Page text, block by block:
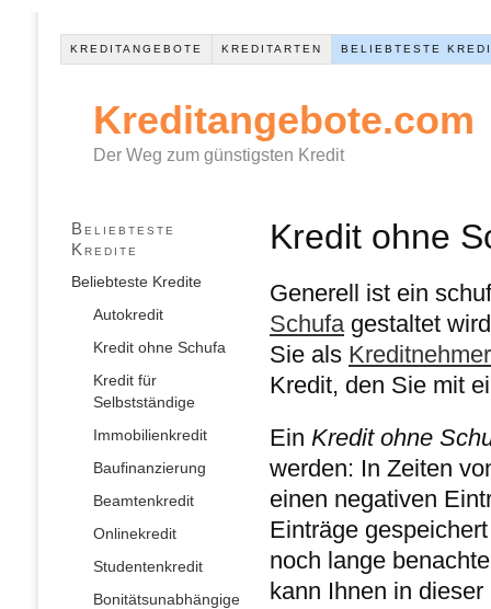
KREDITANGEBOTE KREDITARTEN BELIEBTESTE
Kreditangebote.com
Der Weg zum günstigsten Kredit
Kredit ohne
Generell ist ein
Schufagestaltet
Sie als Kreditnehmer
Kredit, den Sie mit
Ein Kredit ohne
werden: In Zeiten
einen negativen
Einträge
noch lange
kann Ihnen in
Beliebteste
Kredite
Beliebteste Kredite
Autokredit
Kredit ohne Schufa
Kredit für
Selbstständige
Immobilienkredit
Baufinanzierung
Beamtenkredit
Onlinekredit
Studentenkredit
Bonitätsunabhängige